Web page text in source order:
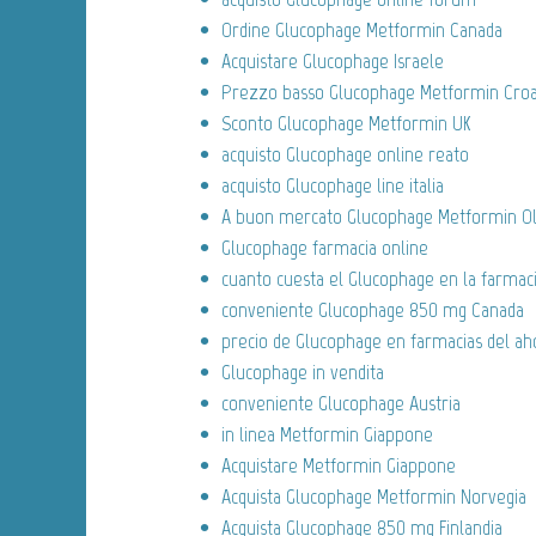
Ordine Glucophage Metformin Canada
Acquistare Glucophage Israele
Prezzo basso Glucophage Metformin
Sconto Glucophage Metformin UK
acquisto Glucophage online reato
acquisto Glucophage line italia
A buon mercato Glucophage Metformin
Glucophage farmacia online
cuanto cuesta el Glucophage en la
conveniente Glucophage 850 mg Canada
precio de Glucophage en farmacias del
Glucophage in vendita
conveniente Glucophage Austria
in linea Metformin Giappone
Acquistare Metformin Giappone
Acquista Glucophage Metformin Norvegia
Acquista Glucophage 850 mg Finlandia